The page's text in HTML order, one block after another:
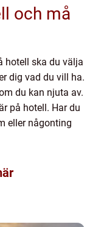
och må
hotell ska du välja
dig vad du vill ha.
du kan njuta av.
på hotell. Har du
eller någonting